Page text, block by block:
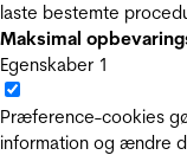
laste bestemte
Maksimal
Egenskaber 1
Præference-cookies
information og ændre